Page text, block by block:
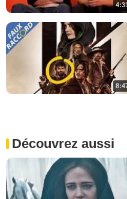
Découvrez aussi